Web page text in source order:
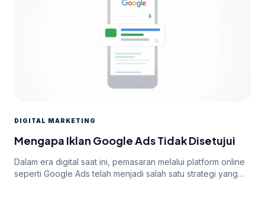
DIGITAL MARKETING
Mengapa Iklan Google Ads Tidak Disetujui
Dalam era digital saat ini, pemasaran melalui platform online
seperti Google Ads telah menjadi salah satu strategi yang